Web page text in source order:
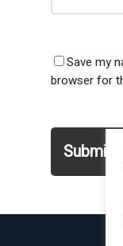
Save my
browser for